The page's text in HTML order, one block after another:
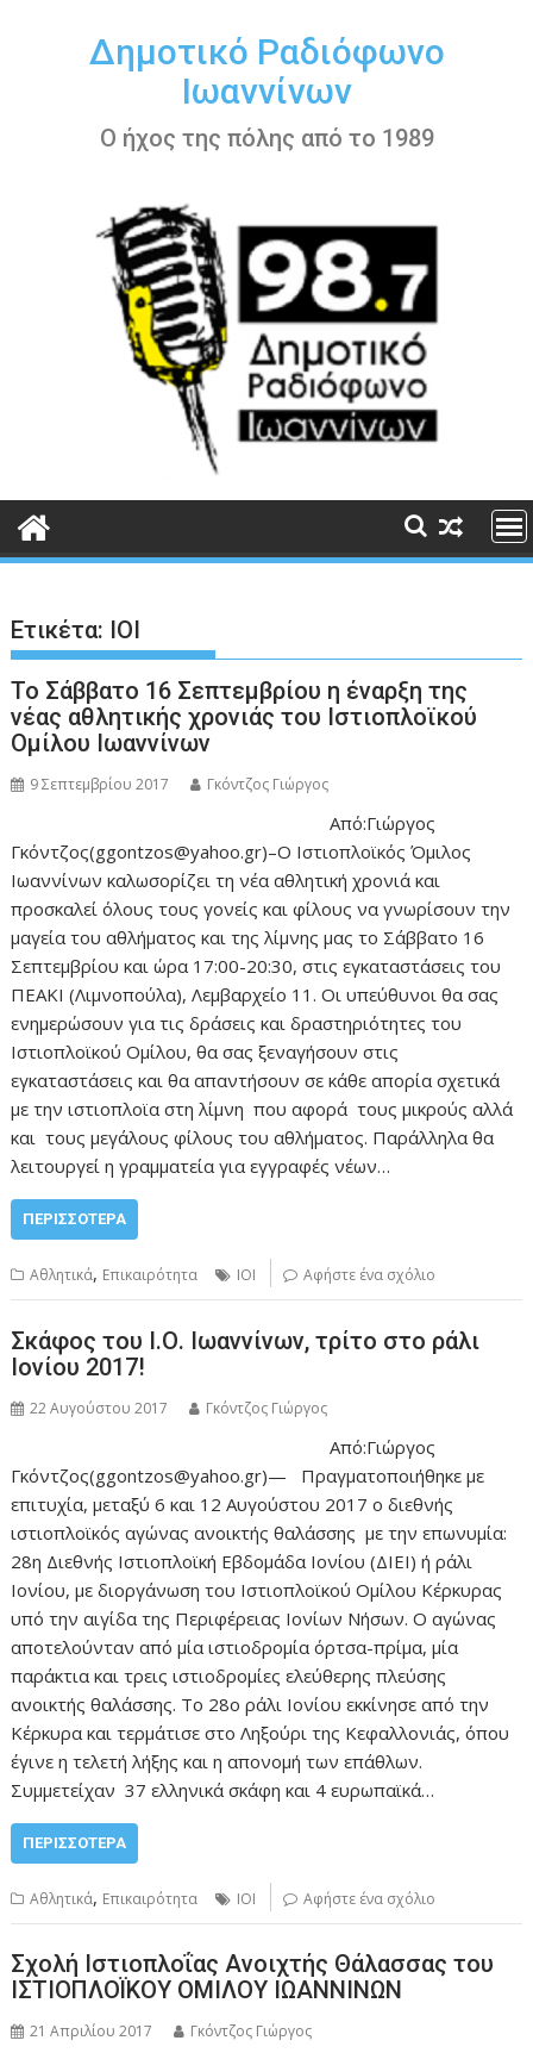
περιεχόμενοΔημοτικό Ραδιόφωνο
Ιωαννίνων
Ο ήχος της πόλης από το 1989
Ετικέτα: ΙΟΙ
Το Σάββατο 16 Σεπτεμβρίου η έναρξη της
νέας αθλητικής χρονιάς του Ιστιοπλοϊκού
Ομίλου Ιωαννίνων
9 Σεπτεμβρίου 2017 Γκόντζος Γιώργος
Από:Γιώργος
Γκόντζος(ggontzos@yahoo.gr)–Ο Ιστιοπλοϊκός Όμιλος
Ιωαννίνων καλωσορίζει τη νέα αθλητική χρονιά και
προσκαλεί όλους τους γονείς και φίλους να γνωρίσουν την
μαγεία του αθλήματος και της λίμνης μας το Σάββατο 16
Σεπτεμβρίου και ώρα 17:00-20:30, στις εγκαταστάσεις του
ΠΕΑΚΙ (Λιμνοπούλα), Λεμβαρχείο 11. Οι υπεύθυνοι θα σας
ενημερώσουν για τις δράσεις και δραστηριότητες του
Ιστιοπλοϊκού Ομίλου, θα σας ξεναγήσουν στις
εγκαταστάσεις και θα απαντήσουν σε κάθε απορία σχετικά
με την ιστιοπλοϊα στη λίμνη που αφορά τους μικρούς αλλά
και τους μεγάλους φίλους του αθλήματος. Παράλληλα θα
λειτουργεί η γραμματεία για εγγραφές νέων…
ΠΕΡΙΣΣΌΤΕΡΑ
Αθλητικά, Επικαιρότητα ΙΟΙ Αφήστε ένα σχόλιο
Σκάφος του Ι.Ο. Ιωαννίνων, τρίτο στο ράλι
Ιονίου 2017!
22 Αυγούστου 2017 Γκόντζος Γιώργος
Από:Γιώργος
Γκόντζος(ggontzos@yahoo.gr)— Πραγματοποιήθηκε με
επιτυχία, μεταξύ 6 και 12 Αυγούστου 2017 ο διεθνής
ιστιοπλοϊκός αγώνας ανοικτής θαλάσσης με την επωνυμία:
28η Διεθνής Ιστιοπλοϊκή Εβδομάδα Ιονίου (ΔΙΕΙ) ή ράλι
Ιονίου, με διοργάνωση του Ιστιοπλοϊκού Ομίλου Κέρκυρας
υπό την αιγίδα της Περιφέρειας Ιονίων Νήσων. Ο αγώνας
αποτελούνταν από μία ιστιοδρομία όρτσα-πρίμα, μία
παράκτια και τρεις ιστιοδρομίες ελεύθερης πλεύσης
ανοικτής θαλάσσης. Το 28ο ράλι Ιονίου εκκίνησε από την
Κέρκυρα και τερμάτισε στο Ληξούρι της Κεφαλλονιάς, όπου
έγινε η τελετή λήξης και η απονομή των επάθλων.
Συμμετείχαν 37 ελληνικά σκάφη και 4 ευρωπαϊκά…
ΠΕΡΙΣΣΌΤΕΡΑ
Αθλητικά, Επικαιρότητα ΙΟΙ Αφήστε ένα σχόλιο
Σχολή Ιστιοπλοΐας Ανοιχτής Θάλασσας του
ΙΣΤΙΟΠΛΟΪΚΟΥ ΟΜΙΛΟΥ ΙΩΑΝΝΙΝΩΝ
21 Απριλίου 2017 Γκόντζος Γιώργος